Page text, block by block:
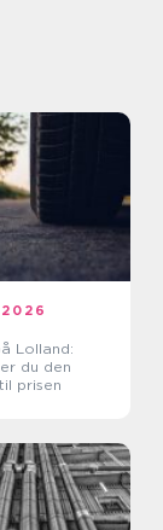
Lolland:
du den
prisen